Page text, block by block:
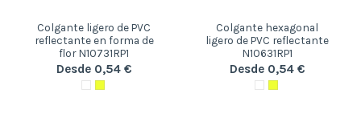
Colgante ligero de PVC
reflectante en forma de
flor N10731RP1
Desde 0,54 €
Colgante hexagonal
ligero de PVC reflectante
N10631RP1
Desde 0,54 €